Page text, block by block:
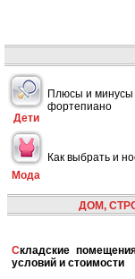
Дети
Плюсы и минусы
фортепиано
Мода
Как выбрать и
ДОМ,
Складские помещения класса B: оптимальный баланс
условий и стоимости